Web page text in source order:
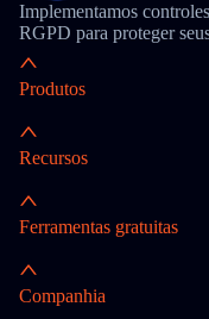
Implementamos
RGPD para proteger
Produtos
Recursos
Ferramentas gratuitas
Companhia